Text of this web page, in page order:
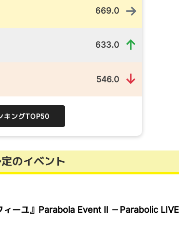
669.0 →
633.0 ↑
546.0 ↓
キングTOP50
のイベント
ィーユ』Parabola Event Ⅱ －Parabolic LIVE